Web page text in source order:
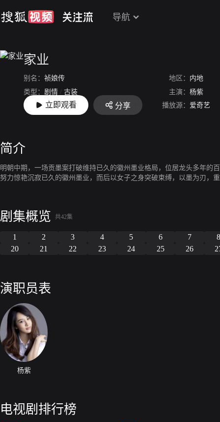
导航
家业
别名： 祯娘传 地区： 内地
类型： 剧情 / 古装 主演： 杨紫
上映： 2026-05-17
立即观看 分享 播放源： 爱奇艺
简介
明朝中期，一场贡墨案打破维持已久的徽州墨业格局，位居龙头多年的
努力惊艳沉寂已久的徽州墨业，而后以女子之身突破束缚，以墨为刃，
剧集概览 共42集
1 2 3 4 5 6 7
20
21 22 23 24 25 26
演职员表
杨紫
电视剧排行榜